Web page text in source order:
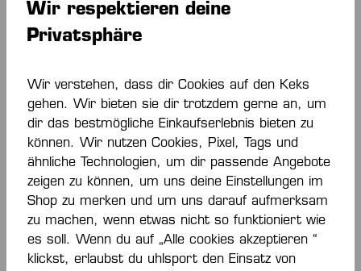
PERSONALISIERUNG HINZUFÜGEN
Grundpreis 10,50 €*
Menge
IN DEN WARENKORB
Wir respektieren deine
Privatsphäre
Wir verstehen, dass dir Cookies auf den Keks
gehen. Wir bieten sie dir trotzdem gerne an, um
dir das bestmögliche Einkaufserlebnis bieten zu
können. Wir nutzen Cookies, Pixel, Tags und
ähnliche Technologien, um dir passende Angebote
zeigen zu können, um uns deine Einstellungen im
Shop zu merken und um uns darauf aufmerksam
zu machen, wenn etwas nicht so funktioniert wie
es soll. Wenn du auf „Alle cookies akzeptieren “
klickst, erlaubst du uhlsport den Einsatz von